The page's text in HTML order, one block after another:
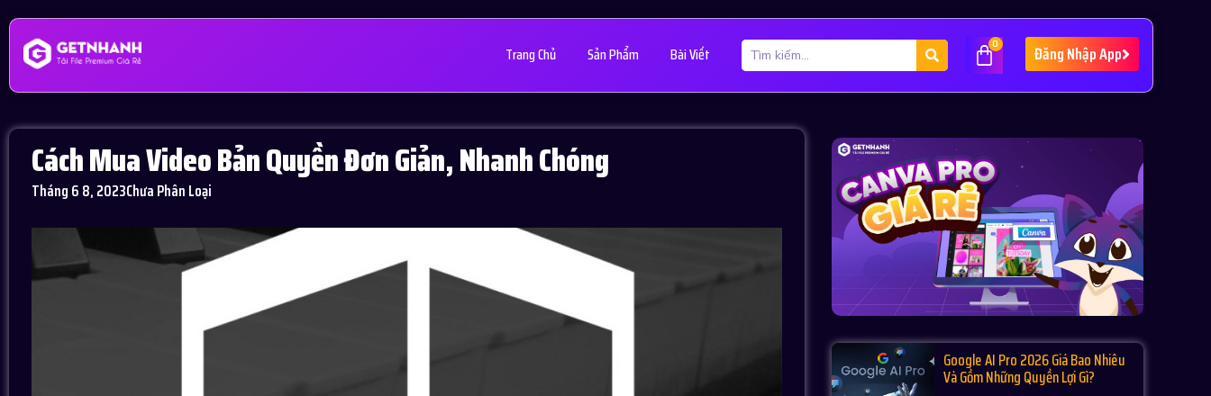
Trang Chủ Sản Phẩm Bài Viết 0 Đăng Nhập App
Cách Mua Video Bản Quyền Đơn Giản, Nhanh Chóng
Tháng 6 8, 2023Chưa Phân Loại
Google AI Pro 2026 Giá Bao Nhiêu
Và Gồm Những Quyền Lợi Gì?